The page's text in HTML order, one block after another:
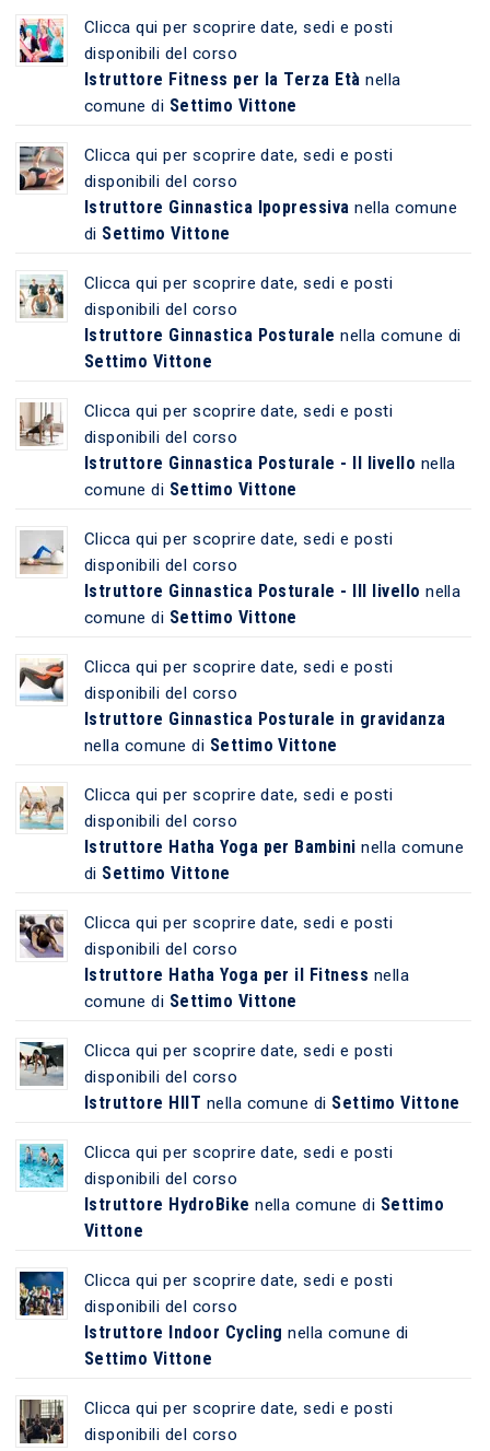
Clicca qui per scoprire date, sedi e posti
disponibili del corso
Istruttore Fitness per la Terza Età nella
comune di Settimo Vittone
Clicca qui per scoprire date, sedi e posti
disponibili del corso
Istruttore Ginnastica Ipopressiva nella comune
di Settimo Vittone
Clicca qui per scoprire date, sedi e posti
disponibili del corso
Istruttore Ginnastica Posturale nella comune di
Settimo Vittone
Clicca qui per scoprire date, sedi e posti
disponibili del corso
Istruttore Ginnastica Posturale - II livello nella
comune di Settimo Vittone
Clicca qui per scoprire date, sedi e posti
disponibili del corso
Istruttore Ginnastica Posturale - III livello nella
comune di Settimo Vittone
Clicca qui per scoprire date, sedi e posti
disponibili del corso
Istruttore Ginnastica Posturale in gravidanza
nella comune di Settimo Vittone
Clicca qui per scoprire date, sedi e posti
disponibili del corso
Istruttore Hatha Yoga per Bambini nella comune
di Settimo Vittone
Clicca qui per scoprire date, sedi e posti
disponibili del corso
Istruttore Hatha Yoga per il Fitness nella
comune di Settimo Vittone
Clicca qui per scoprire date, sedi e posti
disponibili del corso
Istruttore HIIT nella comune di Settimo Vittone
Clicca qui per scoprire date, sedi e posti
disponibili del corso
Istruttore HydroBike nella comune di Settimo
Vittone
Clicca qui per scoprire date, sedi e posti
disponibili del corso
Istruttore Indoor Cycling nella comune di
Settimo Vittone
Clicca qui per scoprire date, sedi e posti
disponibili del corso